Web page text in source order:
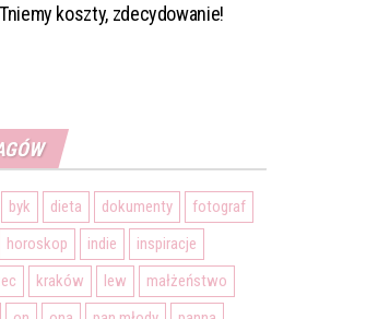
Tniemy koszty, zdecydowanie!
byk dieta dokumenty
fotograf
horoskop indie
inspiracje
kraków lew
małżeństwo